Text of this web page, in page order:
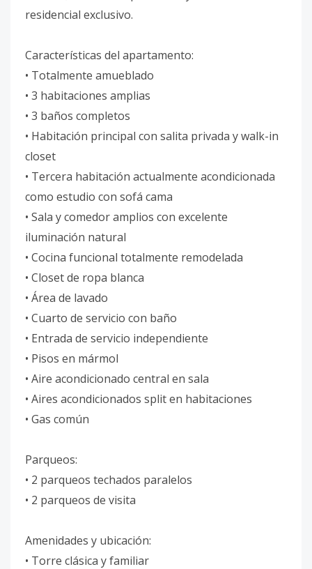
residencial exclusivo.
Características del apartamento:
• Totalmente amueblado
• 3 habitaciones amplias
• 3 baños completos
• Habitación principal con salita privada y walk-in
closet
• Tercera habitación actualmente acondicionada
como estudio con sofá cama
• Sala y comedor amplios con excelente
iluminación natural
• Cocina funcional totalmente remodelada
• Closet de ropa blanca
• Área de lavado
• Cuarto de servicio con baño
• Entrada de servicio independiente
• Pisos en mármol
• Aire acondicionado central en sala
• Aires acondicionados split en habitaciones
• Gas común
Parqueos:
• 2 parqueos techados paralelos
• 2 parqueos de visita
Amenidades y ubicación:
• Torre clásica y familiar